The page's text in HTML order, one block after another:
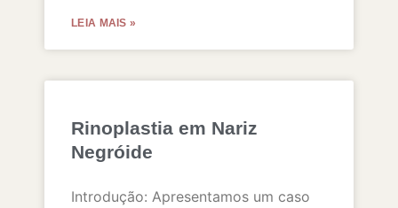
LEIA MAIS »
Rinoplastia em Nariz
Negróide
Introdução: Apresentamos um caso